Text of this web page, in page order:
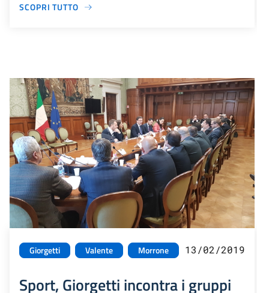
SCOPRI TUTTO
Giorgetti Valente Morrone 13/02/2019
Sport, Giorgetti incontra i gruppi